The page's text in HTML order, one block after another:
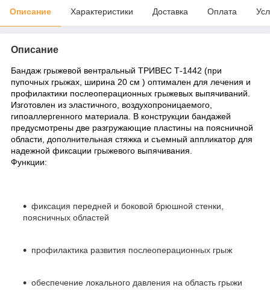
Описание Характеристики Доставка Оплата
Описание
Бандаж грыжевой вентральный ТРИВЕС Т-1442 (при
пупочных грыжах, ширина 20 см ) оптимален для лечения и
профилактики послеоперационных грыжевых выпячиваний.
Изготовлен из эластичного, воздухопроницаемого,
гипоаллергенного материала. В конструкции бандажей
предусмотрены две разгружающие пластины на поясничной
области, дополнительная стяжка и съемный аппликатор для
надежной фиксации грыжевого выпячивания.
Функции:
фиксация передней и боковой брюшной стенки,
поясничных областей
профилактика развития послеоперационных грыж
обеспечение локального давления на область грыжи